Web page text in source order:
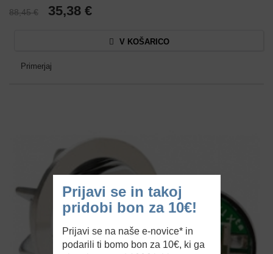
88,45 € 35,38 €
V KOŠARICO
Primerjaj
Prijavi se in takoj
pridobi bon za 10€!
Prijavi se na naše e-novice* in
podarili ti bomo bon za 10€, ki ga